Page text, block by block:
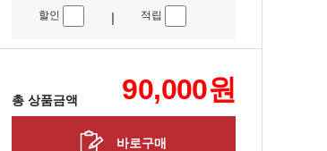
할인 | 적립
총 상품금액 90,000원
바로구매